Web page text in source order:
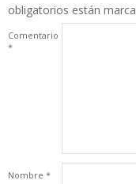
obligatorios están
Comentario
*
Nombre *